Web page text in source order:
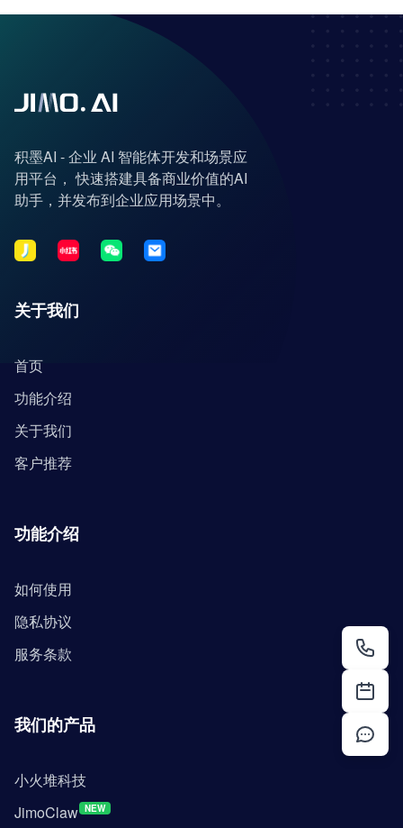
积墨AI - 企业 AI 智能体开发和场景应
用平台， 快速搭建具备商业价值的AI
助手，并发布到企业应用场景中。
关于我们
首页
功能介绍
关于我们
客户推荐
功能介绍
如何使用
隐私协议
服务条款
我们的产品
小火堆科技
JimoClaw NEW